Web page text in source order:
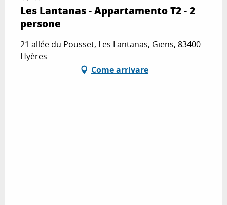
Les Lantanas - Appartamento T2 - 2
persone
21 allée du Pousset, Les Lantanas, Giens, 83400
Hyères
Come arrivare